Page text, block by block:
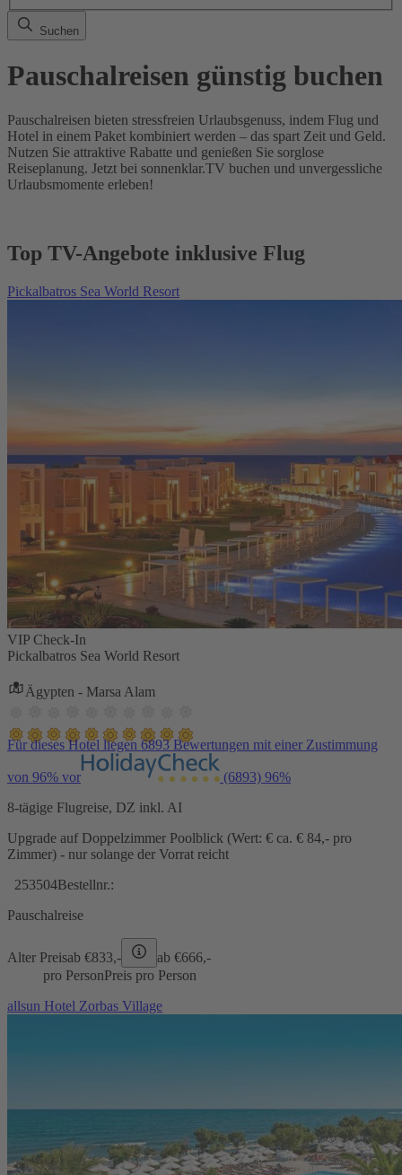
Suchen
Pauschalreisen günstig buchen
Pauschalreisen bieten stressfreien Urlaubsgenuss, indem Flug und
Hotel in einem Paket kombiniert werden – das spart Zeit und Geld.
Nutzen Sie attraktive Rabatte und genießen Sie sorglose
Reiseplanung. Jetzt bei sonnenklar.TV buchen und unvergessliche
Urlaubsmomente erleben!
Top TV-Angebote inklusive Flug
Pickalbatros Sea World Resort
VIP Check-In
Pickalbatros Sea World Resort
Ägypten - Marsa Alam
Für dieses Hotel liegen 6893 Bewertungen mit einer Zustimmung
von 96% vor (6893) 96%
8-tägige Flugreise, DZ inkl. AI
Upgrade auf Doppelzimmer Poolblick (Wert: € ca. € 84,- pro
Zimmer) - nur solange der Vorrat reicht
253504Bestellnr.:
Pauschalreise
Alter Preisab €833,- ab €666,-
pro PersonPreis pro Person
allsun Hotel Zorbas Village